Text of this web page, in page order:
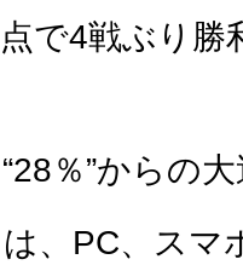
で4戦ぶり勝
％”からの
は、PC、スマ